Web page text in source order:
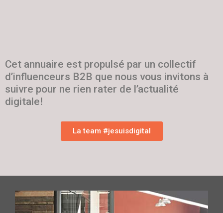
Cet annuaire est propulsé par un collectif
d’influenceurs B2B que nous vous invitons à
suivre pour ne rien rater de l’actualité
digitale!
La team #jesuisdigital